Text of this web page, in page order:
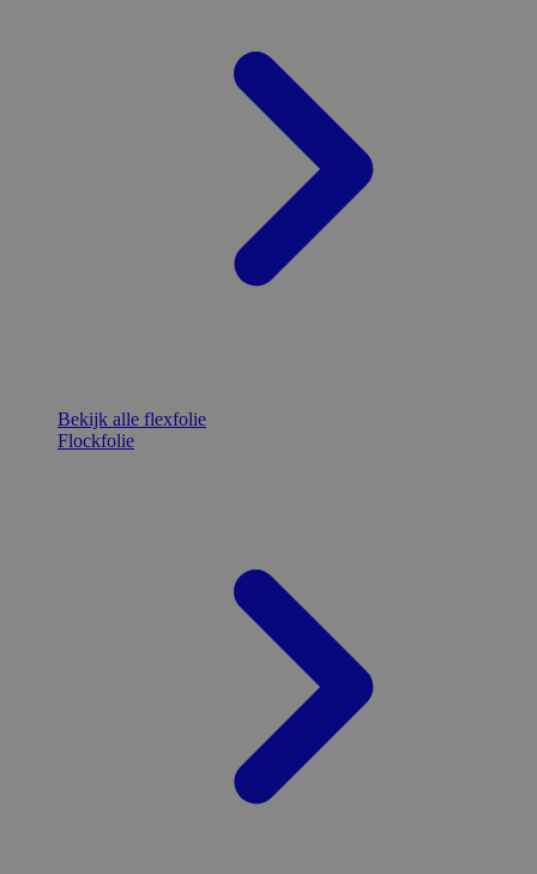
Bekijk alle flexfolie
Flockfolie